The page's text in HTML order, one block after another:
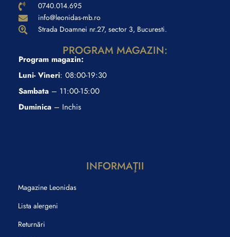
0740.014.695
info@leonidas-mb.ro
Strada Doamnei nr.27, sector 3, Bucuresti.
PROGRAM MAGAZIN:
Program magazin:
Luni- Vineri: 08:00-19:30
Sambata – 11:00-15:00
Duminica – Inchis
INFORMAŢII
Magazine Leonidas
Lista alergeni
Returnări